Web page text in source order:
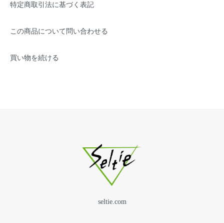
特定商取引法に基づく表記
この商品について問い合わせる
買い物を続ける
seltie.com